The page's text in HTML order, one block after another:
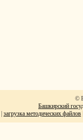
©
Башкирский
загрузка методических файлов